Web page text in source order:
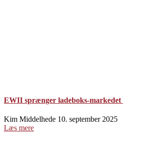
EWII sprænger ladeboks-markedet
Kim Middelhede 10. september 2025
Læs mere